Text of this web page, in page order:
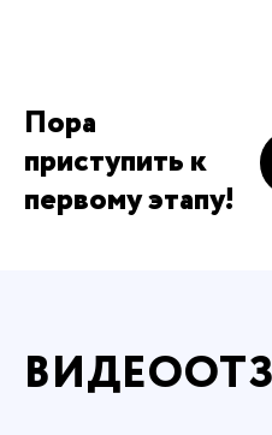
Пора
приступить к
первому этапу!